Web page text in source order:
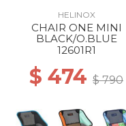
HELINOX
CHAIR ONE MINI
BLACK/O.BLUE
12601R1
$ 474 $ 790